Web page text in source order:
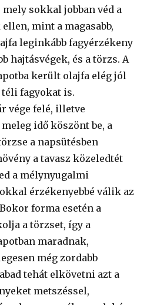
sokkal jobban véd a
mint a magasabb,
leginkább fagyérzékeny
hajtásvégek, és a törzs. A
került olajfa elég jól
téli fagyokat is.
vége felé, illetve
idő köszönt be, a
a napsütésben
a tavasz közeledtét
a mélynyugalmi
érzékenyebbé válik az
forma esetén a
a törzset, így a
maradnak,
még zordabb
tehát elkövetni azt a
metszéssel,